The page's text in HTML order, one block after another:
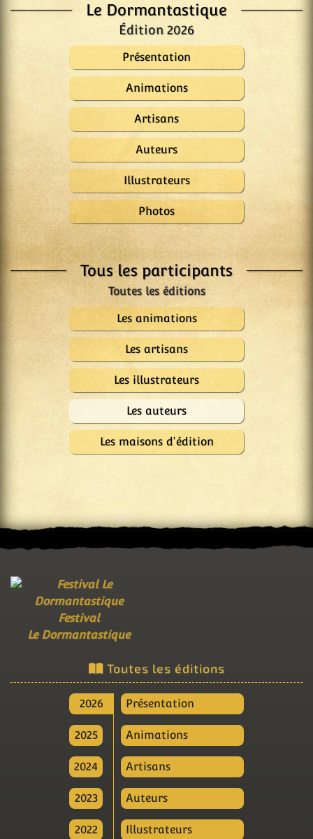
Le Dormantastique
Édition 2026
Présentation
Animations
Artisans
Auteurs
Illustrateurs
Photos
Tous les participants
Les animations
Les artisans
Les illustrateurs
Les auteurs
Les maisons d'édition
Festival
Le Dormantastique
Toutes les éditions
2026
2025
2024
2023
2022
Présentation
Animations
Artisans
Auteurs
Illustrateurs